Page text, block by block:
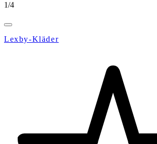
1/4
Lexby-Kläder